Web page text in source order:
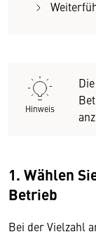
Hinweis
1. Wählen
Betrieb
Bei der Vielzahl